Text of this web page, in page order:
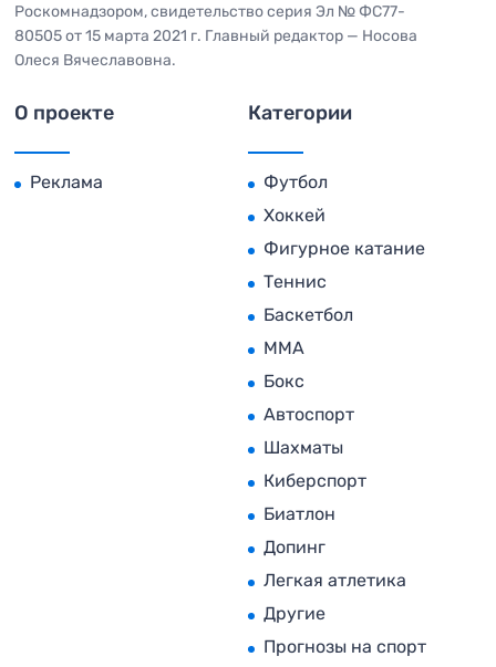
Роскомнадзором, свидетельство серия Эл № ФС77-
80505 от 15 марта 2021 г. Главный редактор — Носова
Олеся Вячеславовна.
О проекте
Реклама
Категории
Футбол
Хоккей
Фигурное катание
Теннис
Баскетбол
MMA
Бокс
Автоспорт
Шахматы
Киберспорт
Биатлон
Допинг
Легкая атлетика
Другие
Прогнозы на спорт